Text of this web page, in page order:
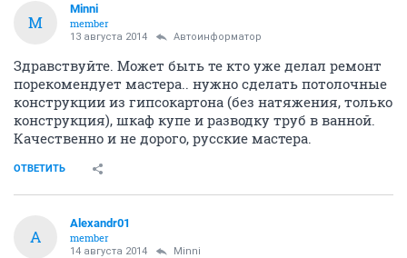
M
Minni
member
13 августа 2014 Автоинформатор
Здравствуйте. Может быть те кто уже делал ремонт
порекомендует мастера.. нужно сделать потолочные
конструкции из гипсокартона (без натяжения, только
конструкция), шкаф купе и разводку труб в ванной.
Качественно и не дорого, русские мастера.
ОТВЕТИТЬ
A
Alexandr01
member
14 августа 2014 Minni